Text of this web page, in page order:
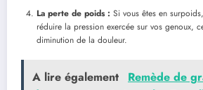
La perte de poids : Si vous êtes en
réduire la pression exercée sur vos genoux,
diminution de la douleur.
A lire également
Remède de